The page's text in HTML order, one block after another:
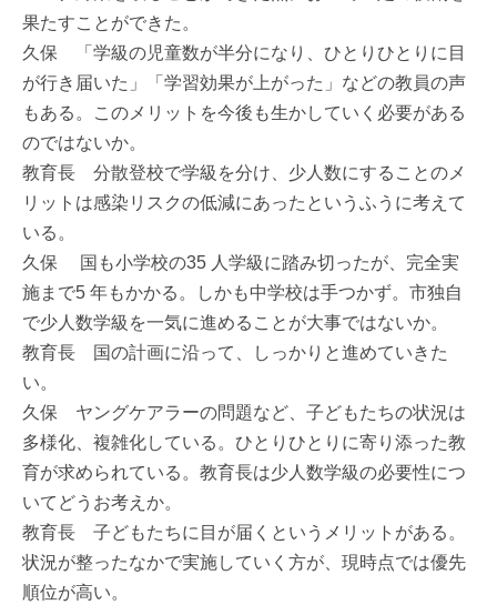
果たすことができた。
久保 「学級の児童数が半分になり、ひとりひとりに目
が行き届いた」「学習効果が上がった」などの教員の声
もある。このメリットを今後も生かしていく必要がある
のではないか。
教育長 分散登校で学級を分け、少人数にすることのメ
リットは感染リスクの低減にあったというふうに考えて
いる。
久保 国も小学校の35 人学級に踏み切ったが、完全実
施まで5 年もかかる。しかも中学校は手つかず。市独自
で少人数学級を一気に進めることが大事ではないか。
教育長 国の計画に沿って、しっかりと進めていきた
い。
久保 ヤングケアラーの問題など、子どもたちの状況は
多様化、複雑化している。ひとりひとりに寄り添った教
育が求められている。教育長は少人数学級の必要性につ
いてどうお考えか。
教育長 子どもたちに目が届くというメリットがある。
状況が整ったなかで実施していく方が、現時点では優先
順位が高い。